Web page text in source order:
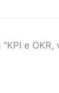
e OKR,